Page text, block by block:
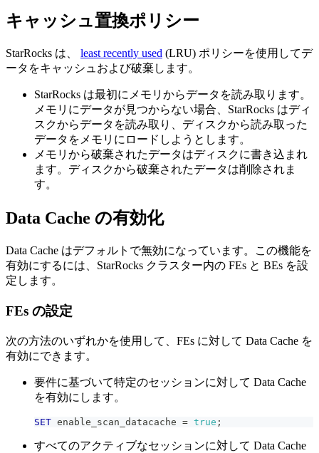
キャッシュ置換ポリシー
StarRocks は、 least recently used (LRU) ポリシーを使用してデ
ータをキャッシュおよび破棄します。
StarRocks は最初にメモリからデータを読み取ります。
メモリにデータが見つからない場合、StarRocks はディ
スクからデータを読み取り、ディスクから読み取った
データをメモリにロードしようとします。
メモリから破棄されたデータはディスクに書き込まれ
ます。ディスクから破棄されたデータは削除されま
す。
Data Cache の有効化
Data Cache はデフォルトで無効になっています。この機能を
有効にするには、StarRocks クラスター内の FEs と BEs を設
定します。
FEs の設定
次の方法のいずれかを使用して、FEs に対して Data Cache を
有効にできます。
要件に基づいて特定のセッションに対して Data Cache
を有効にします。
SET enable_scan_datacache = true ;
すべてのアクティブなセッションに対して Data Cache